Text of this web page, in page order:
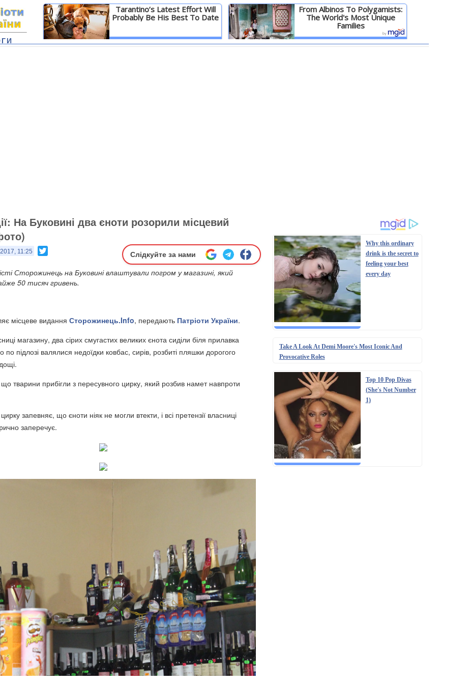
Tarantino’s Latest Effort Will
Probably Be His Best To Date
Детальніше
From Albinos To Polygamists:
The World's Most Unique
Families
Детальніше
На Буковині два єноти розорили місцевий
11:25 Слідкуйте за нами
Сторожинець на Буковині влаштували погром у магазині, який
50 тисяч гривень.
місцеве видання Сторожинець.Info, передають Патріоти України.
магазину, два сірих смугастих великих єнота сиділи біля прилавка
по підлозі валялися недоїдки ковбас, сирів, розбиті пляшки дорогого
тварини прибігли з пересувного цирку, який розбив намет навпроти
запевняє, що єноти ніяк не могли втекти, і всі претензії власниці
заперечує.
Why this ordinary
drink is the secret to
feeling your best
every day
Take A Look At Demi Moore's Most Iconic And
Provocative Roles
Top 10 Pop Divas
(She's Not Number
1)